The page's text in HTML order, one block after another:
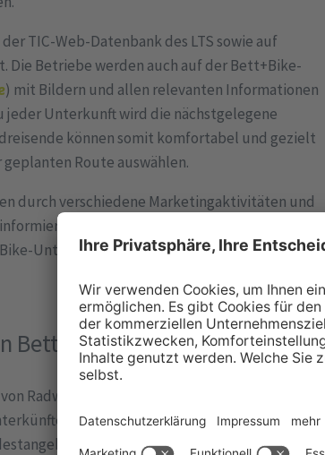
TIC-Web-Datenbank des LTS sowie auf
Die Betriebe werden auch auf der Bett+Bike-
) mit Bildern und allen relevanten Informationen
Unterkunft wird die nächstgelegene
können somit komfortabel und gezielt
Route auswählen.
durch verschiedene Marketingaktivitäten und
In Zusammenarbeit mit dem ADFC
Unterkünfte auch in Deutschland bekannt
Bett+Bike und Bett+Bike-Sport
Radwanderern stehen im Mittelpunkt der
die mit diesem Label zertifiziert sind,
radfreundlicher Serviceleistungen zu.